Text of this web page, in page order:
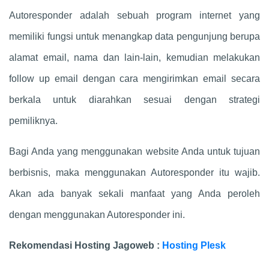
Autoresponder adalah sebuah program internet yang
memiliki fungsi untuk menangkap data pengunjung berupa
alamat email, nama dan lain-lain, kemudian melakukan
follow up email dengan cara mengirimkan email secara
berkala untuk diarahkan sesuai dengan strategi
pemiliknya.
Bagi Anda yang menggunakan website Anda untuk tujuan
berbisnis, maka menggunakan Autoresponder itu wajib.
Akan ada banyak sekali manfaat yang Anda peroleh
dengan menggunakan Autoresponder ini.
Rekomendasi Hosting Jagoweb : Hosting Plesk